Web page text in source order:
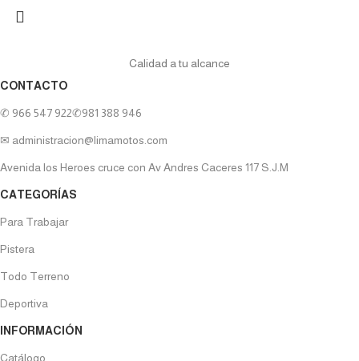
Calidad a tu alcance
CONTACTO
✆ 966 547 922✆981 388 946
✉ administracion@limamotos.com
Avenida los Heroes cruce con Av Andres Caceres 117 S.J.M
CATEGORÍAS
Para Trabajar
Pistera
Todo Terreno
Deportiva
INFORMACIÓN
Catálogo